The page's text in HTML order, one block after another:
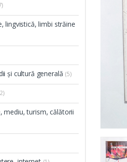
lingvistică, limbi străine
și cultură generală (5)
mediu, turism, călătorii